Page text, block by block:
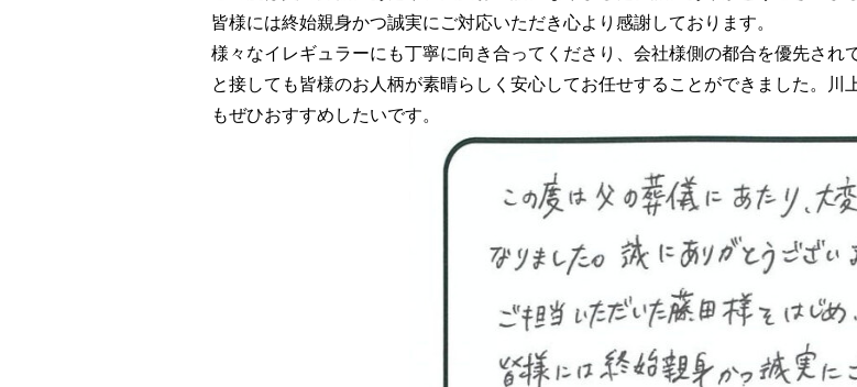
皆様には終始親身かつ誠実にご対応いただき心より感謝しております。
様々なイレギュラーにも丁寧に向き合ってくださり、会社様側の都合を優先され
と接しても皆様のお人柄が素晴らしく安心してお任せすることができました。
もぜひおすすめしたいです。